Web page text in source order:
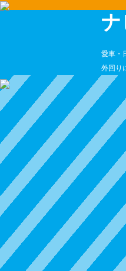
ナ
愛車・
外回り